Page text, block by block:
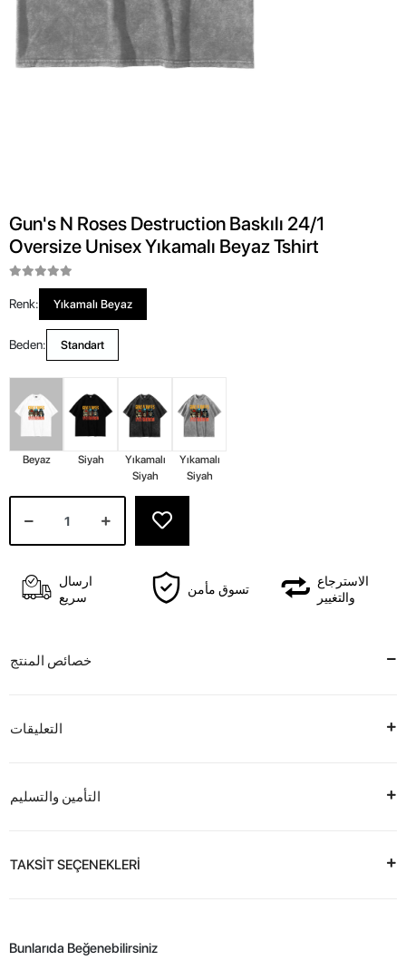
Gun's N Roses Destruction Baskılı 24/1
Oversize Unisex Yıkamalı Beyaz Tshirt
Renk: Yıkamalı Beyaz
Beden: Standart
Beyaz Siyah
Yıkamalı
Siyah
Yıkamalı
Siyah
ارسال
سريع
تسوق مأمن
الاسترجاع
والتغيير
خصائص المنتج
التعليقات
التأمين والتسليم
TAKSİT SEÇENEKLERİ
Bunlarıda Beğenebilirsiniz